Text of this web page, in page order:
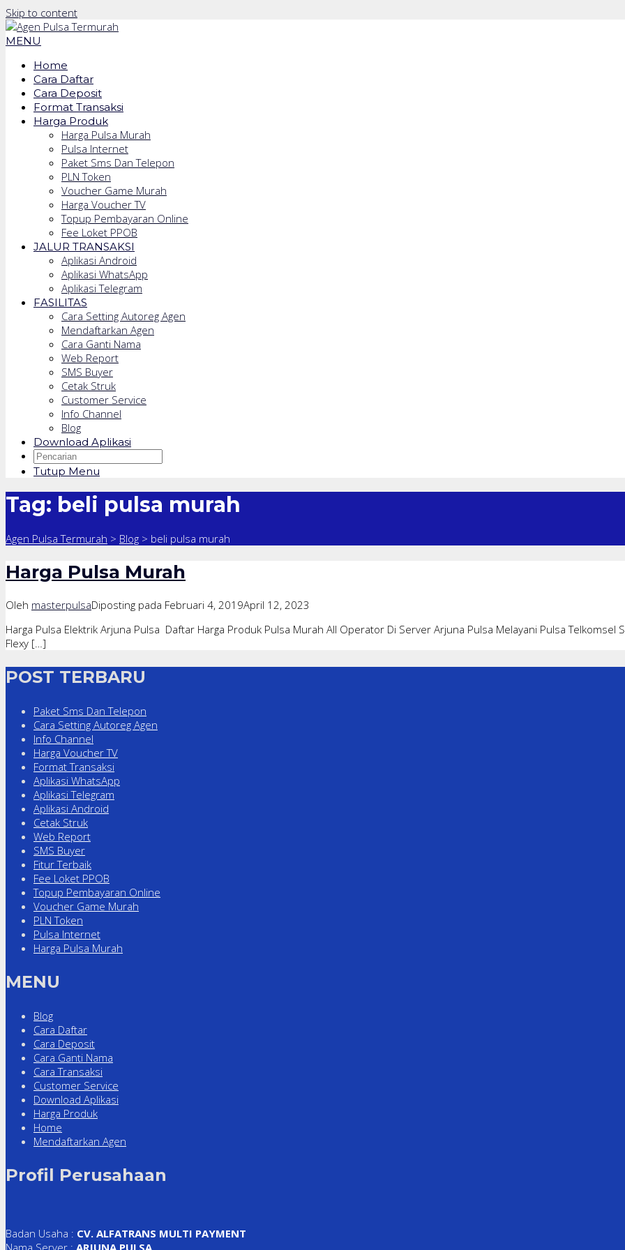
Skip to content
MENU
Home
Cara Daftar
Cara Deposit
Format Transaksi
Harga Produk
Harga Pulsa Murah
Pulsa Internet
Paket Sms Dan Telepon
PLN Token
Voucher Game Murah
Harga Voucher TV
Topup Pembayaran Online
Fee Loket PPOB
JALUR TRANSAKSI
Aplikasi Android
Aplikasi WhatsApp
Aplikasi Telegram
FASILITAS
Cara Setting Autoreg Agen
Mendaftarkan Agen
Cara Ganti Nama
Web Report
SMS Buyer
Cetak Struk
Customer Service
Info Channel
Blog
Download Aplikasi
Tutup Menu
Tag: beli pulsa murah
Agen Pulsa Termurah > Blog > beli pulsa murah
Harga Pulsa Murah
Oleh masterpulsaDiposting pada Februari 4, 2019April 12, 2023
Harga Pulsa Elektrik Arjuna Pulsa Daftar Harga Produk Pulsa Murah All Operator Di Server Arjuna Pulsa Melayani Pulsa Telkomsel
Flexy […]
POST TERBARU
Paket Sms Dan Telepon
Cara Setting Autoreg Agen
Info Channel
Harga Voucher TV
Format Transaksi
Aplikasi WhatsApp
Aplikasi Telegram
Aplikasi Android
Cetak Struk
Web Report
SMS Buyer
Fitur Terbaik
Fee Loket PPOB
Topup Pembayaran Online
Voucher Game Murah
PLN Token
Pulsa Internet
Harga Pulsa Murah
MENU
Blog
Cara Daftar
Cara Deposit
Cara Ganti Nama
Cara Transaksi
Customer Service
Download Aplikasi
Harga Produk
Home
Mendaftarkan Agen
Profil Perusahaan
Badan Usaha : CV. ALFATRANS MULTI PAYMENT